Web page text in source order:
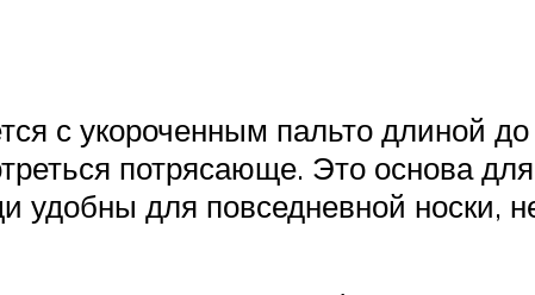
с укороченным пальто длиной
потрясающе. Это основа
удобны для повседневной носки,